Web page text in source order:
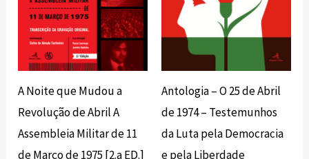
A Noite que Mudou a
Revolução de Abril A
Assembleia Militar de 11
de Março de 1975 [2.a ED.]
Antologia – O 25 de Abril
de 1974 – Testemunhos
da Luta pela Democracia
e pela Liberdade